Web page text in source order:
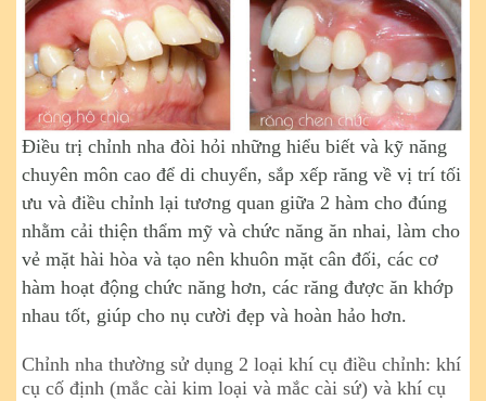
Điều trị chỉnh nha đòi hỏi những hiểu biết và kỹ năng
chuyên môn cao để di chuyển, sắp xếp răng về vị trí tối
ưu và điều chỉnh lại tương quan giữa 2 hàm cho đúng
nhằm cải thiện thẩm mỹ và chức năng ăn nhai, làm cho
vẻ mặt hài hòa và tạo nên khuôn mặt cân đối, các cơ
hàm hoạt động chức năng hơn, các răng được ăn khớp
nhau tốt, giúp cho nụ cười đẹp và hoàn hảo hơn.
Chỉnh nha thường sử dụng 2 loại khí cụ điều chỉnh: khí
cụ cố định (mắc cài kim loại và mắc cài sứ) và khí cụ